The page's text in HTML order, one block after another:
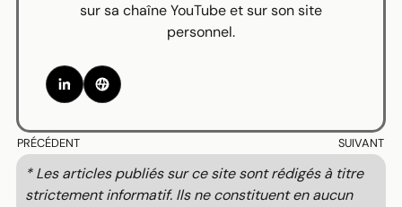
sur sa chaîneYouTubeet surson site
personnel.
PRÉCÉDENT SUIVANT
* Les articles publiés sur ce site sont rédigés à titre
strictement informatif. Ils ne constituent en aucun